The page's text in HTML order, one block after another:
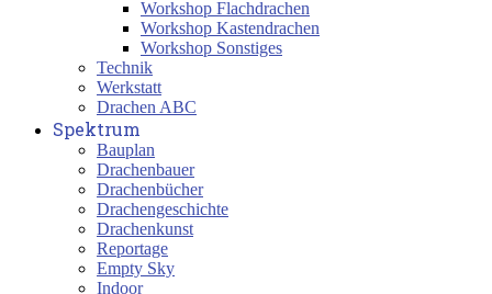
Workshop Flachdrachen
Workshop Kastendrachen
Workshop Sonstiges
Technik
Werkstatt
Drachen ABC
Spektrum
Bauplan
Drachenbauer
Drachenbücher
Drachengeschichte
Drachenkunst
Reportage
Empty Sky
Indoor